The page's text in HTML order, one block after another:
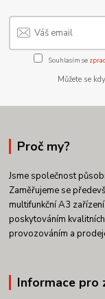
Souhlasím se
Můžete se
Proč my?
Jsme společnost
Zaměřujeme se
multifunkční A3
poskytováním
provozováním a
Informace pro